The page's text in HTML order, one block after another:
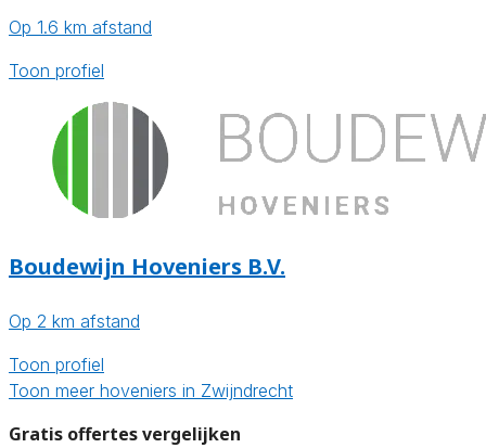
Op 1.6 km afstand
Toon profiel
Boudewijn Hoveniers B.V.
Op 2 km afstand
Toon profiel
Toon meer hoveniers in Zwijndrecht
Gratis offertes vergelijken